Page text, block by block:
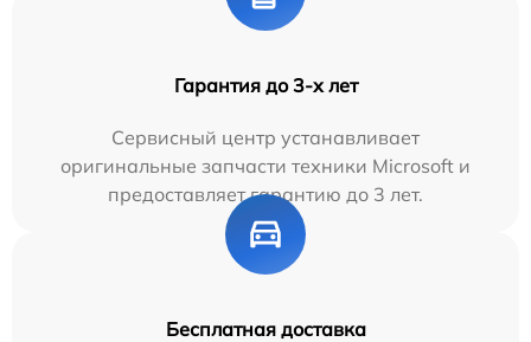
Гарантия до 3-х лет
Сервисный центр устанавливает
оригинальные запчасти техники Microsoft и
предоставляет гарантию до 3 лет.
Бесплатная доставка